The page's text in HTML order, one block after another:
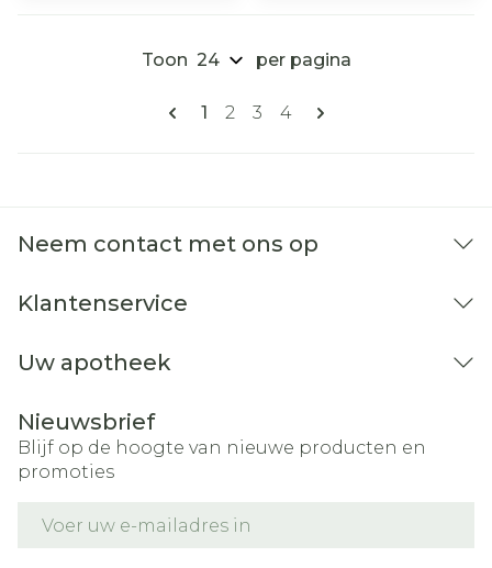
Pagina's
U lees momenteel pagina
1 Pagina
2 Pagina
3 Pagina
4
Toon per pagina
Neem contact met ons op
Klantenservice
Uw apotheek
Nieuwsbrief
Blijf op de hoogte van nieuwe producten en
promoties